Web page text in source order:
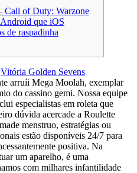
Call of Duty: Warzone
que iOS
de raspadinha
Vitória Golden Sevens
arruíi Mega Moolah, exemplar
do cassino gemi. Nossa equipe
especialistas em roleta que
dúvida acercade a Roulette
menstruo, estratégias ou
estão disponíveis 24/7 para
positiva. Na
um aparelho, é uma
com milhares infantilidade